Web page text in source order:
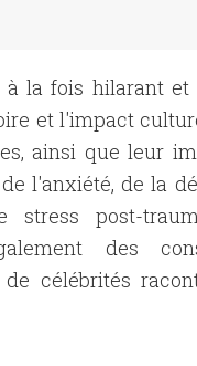
à la fois hilarant
et l'impact
ainsi que leur
l'anxiété, de la
stress post-
des
de célébrités